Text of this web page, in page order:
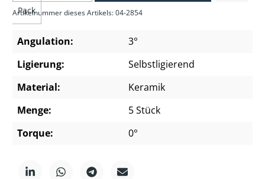
Pack
Artikelnummer dieses Artikels: 04-2854
Angulation:
3°
Ligierung:
Selbstligierend
Material:
Keramik
Menge:
5 Stück
Torque:
0°